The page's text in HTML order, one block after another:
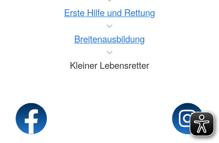
Erste Hilfe und Rettung
Breitenausbildung
Kleiner Lebensretter